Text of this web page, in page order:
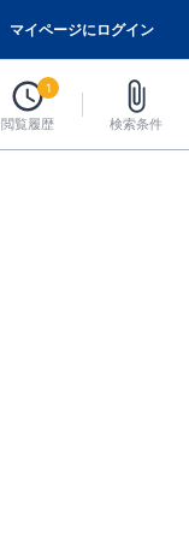
マイページにログイン
閲覧履歴
1
検索条件